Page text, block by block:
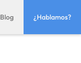
Blog ¿Hablamos?